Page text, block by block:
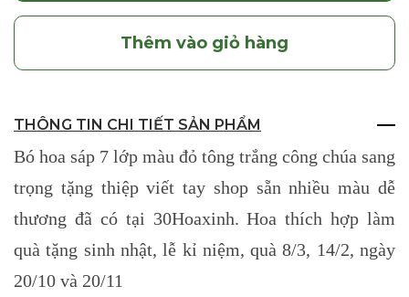
Thêm vào giỏ hàng
THÔNG TIN CHI TIẾT SẢN PHẨM
Bó hoa sáp 7 lớp màu đỏ tông trắng công chúa sang
trọng tặng thiệp viết tay shop sẵn nhiều màu dễ
thương đã có tại 30Hoaxinh. Hoa thích hợp làm
quà tặng sinh nhật, lễ kỉ niệm, quà 8/3, 14/2, ngày
20/10 và 20/11